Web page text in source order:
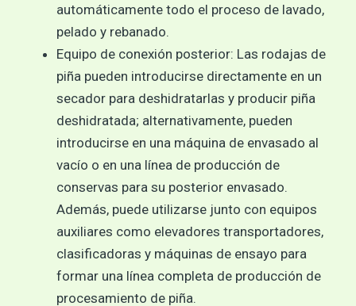
automáticamente todo el proceso de lavado,
pelado y rebanado.
Equipo de conexión posterior: Las rodajas de
piña pueden introducirse directamente en un
secador para deshidratarlas y producir piña
deshidratada; alternativamente, pueden
introducirse en una máquina de envasado al
vacío o en una línea de producción de
conservas para su posterior envasado.
Además, puede utilizarse junto con equipos
auxiliares como elevadores transportadores,
clasificadoras y máquinas de ensayo para
formar una línea completa de producción de
procesamiento de piña.